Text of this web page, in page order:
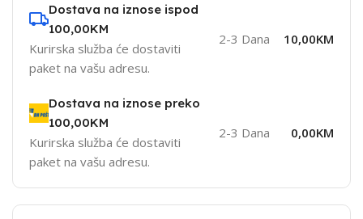
Dostava na iznose ispod
100,00KM
Kurirska služba će dostaviti
paket na vašu adresu.
2-3 Dana 10,00KM
Dostava na iznose preko
100,00KM
Kurirska služba će dostaviti
paket na vašu adresu.
2-3 Dana 0,00KM